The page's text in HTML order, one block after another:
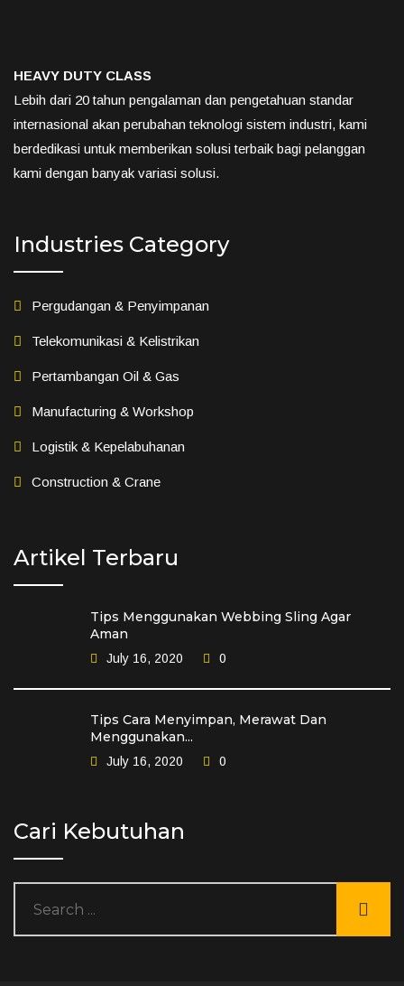
HEAVY DUTY CLASS
Lebih dari 20 tahun pengalaman dan pengetahuan standar
internasional akan perubahan teknologi sistem industri, kami
berdedikasi untuk memberikan solusi terbaik bagi pelanggan
kami dengan banyak variasi solusi.
Industries Category
Pergudangan & Penyimpanan
Telekomunikasi & Kelistrikan
Pertambangan Oil & Gas
Manufacturing & Workshop
Logistik & Kepelabuhanan
Construction & Crane
Artikel Terbaru
Tips Menggunakan Webbing Sling Agar
Aman
July 16, 2020 0
Tips Cara Menyimpan, Merawat Dan
Menggunakan...
July 16, 2020 0
Cari Kebutuhan